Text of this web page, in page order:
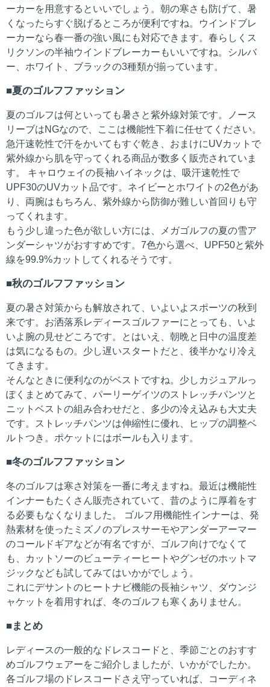
ーカーを用意するといいでしょう。朝の寒さも防げて、暑
くなったらすぐ脱げるところが便利ですね。ウインドブレ
ーカーなら春一番の強い風にも対応できます。春らしくス
リクソンの半袖ウインドブレーカーもいいですね。シルバ
ー、ホワイト、ブラックの3種類が揃っています。
夏のゴルフファッション
夏のゴルフは何といっても暑さと紫外線対策です。ノース
リーブはNGなので、ここは機能性下着に任せてください。
急汗速乾性で汗をかいてもすぐ乾き、おまけにUVカットで
紫外線から肌を守ってくれる商品が数多く販売されていま
す。 キャロウェイの長袖ハイネックは、吸汗速乾性で
UPF30のUVカット品です。ネイビーとホワイトの2色があ
り、両腕はもちろん、紫外線から防御が難しい首回りも守
ってくれます。
もう少し違った色が欲しい方には、メガゴルフの夏の雪ア
ンダーシャツがおすすめです。7色から選べ、UPF50と紫外
線を99.9%カットしてくれるそうです。
秋のゴルフファッション
夏の暑さ対策からも解放されて、いよいよスポーツの秋到
来です。お洒落系レディースゴルファーにとっても、いよ
いよ腕の見せどころです。とはいえ、朝晩と日中の温度差
は気になるもの。少し遅いスタートだと、後半かなり冷え
てきます。
そんなときに便利なのがベストですね。少しカジュアルっ
ぽくまとめてみて、パーリーゲイツのストレッチパンツと
ニットベストの組み合わせだと、多少の冷え込みも大丈夫
です。ストレッチパンツは伸縮性に優れ、ヒップの調整ベ
ルトつき。ポケットにはボールも入ります。
冬のゴルフファッション
冬のゴルフは寒さ対策を一番に考えますね。最近は機能性
インナーもたくさん販売されていて、昔のように厚着をす
る必要もなくなりました。 ゴルフ用機能性インナーは、発
熱素材を使ったミズノのプレスサーモやアンダーアーマー
のコールドギアなどが有名ですが、ゴルフ向けでなくて
も、カットソーのビューティーヒートやグンゼのホットマ
ジックなども試してみてはいかがでしょう。
これにデサントのヒートナビ機能の長袖シャツ、ダウンジ
ャケットを着用すれば、冬のゴルフも寒くありません。
まとめ
レディースの一般的なドレスコードと、季節ごとのおすす
めゴルフウェアーをご紹介しましたが、いかがでしたか。
各ゴルフ場のドレスコードさえ守っていれば、コーディネ